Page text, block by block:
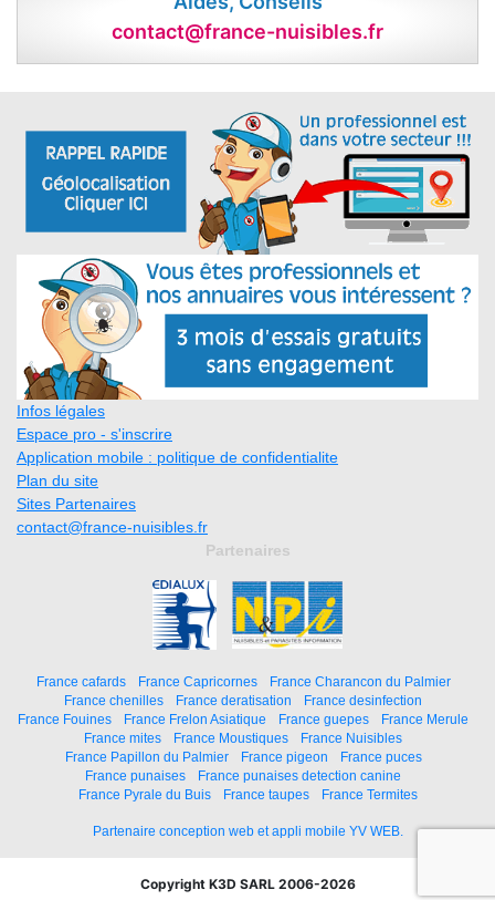
contact@france-nuisibles.fr
Infos légales
Espace pro - s'inscrire
Application mobile : politique de confidentialite
Plan du site
Sites Partenaires
contact@france-nuisibles.fr
Partenaires
France cafards France Capricornes
France Charancon du Palmier
France chenilles
France deratisation
France desinfection
France Fouines
France Frelon Asiatique France guepes
France Merule
France mites
France Moustiques
France Nuisibles
France Papillon du Palmier
France pigeon
France puces
France punaises
France punaises detection canine
France Pyrale du Buis
France taupes France Termites
Partenaire conception web et appli mobile YV WEB.
Copyright K3D SARL 2006-2026